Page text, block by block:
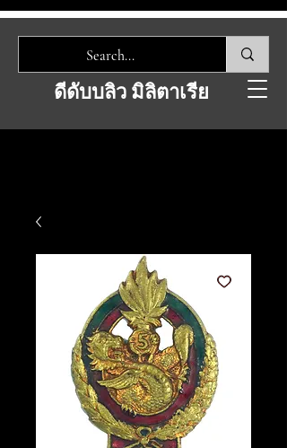
ดีดับบลิว มิลิตาเรีย